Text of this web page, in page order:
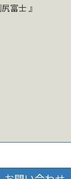
利尻富士 』